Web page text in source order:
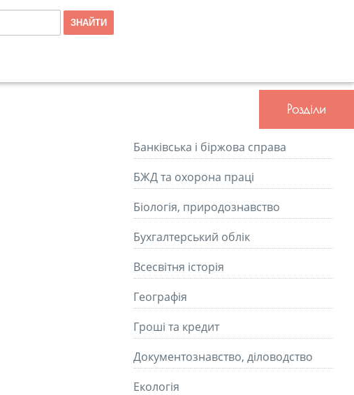
Розділи
Банківська і біржова справа
БЖД та охорона праці
Біологія, природознавство
Бухгалтерський облік
Всесвітня історія
Географія
Гроші та кредит
Документознавство, діловодство
Екологія